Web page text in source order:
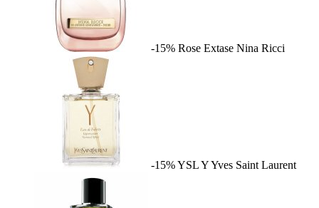
-15% Rose Extase Nina Ricci
-15%YSL YYves Saint Laurent